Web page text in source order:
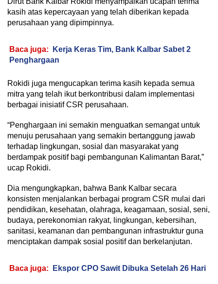
kasih atas kepercayaan yang telah diberikan kepada
perusahaan yang dipimpinnya.
Baca juga:
Kerja Keras Tim, Bank Kalbar Sabet 2
Penghargaan
Rokidi juga mengucapkan terima kasih kepada semua
mitra yang telah ikut berkontribusi dalam implementasi
berbagai inisiatif CSR perusahaan.
“Penghargaan ini semakin menguatkan semangat untuk
menuju perusahaan yang semakin bertanggung jawab
terhadap lingkungan, sosial dan masyarakat yang
berdampak positif bagi pembangunan Kalimantan Barat,”
ucap Rokidi.
Dia mengungkapkan, bahwa Bank Kalbar secara
konsisten menjalankan berbagai program CSR mulai dari
pendidikan, kesehatan, olahraga, keagamaan, sosial, seni,
budaya, perekonomian rakyat, lingkungan, kebersihan,
sanitasi, keamanan dan pembangunan infrastruktur guna
menciptakan dampak sosial positif dan berkelanjutan.
Baca juga: Ekspor CPO Sawit Dibuka Setelah 26 Hari